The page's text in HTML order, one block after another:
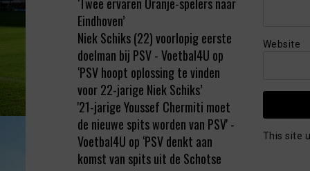
Website
This site
‘Twee ervaren Oranje-spelers naar
Eindhoven’
Niek Schiks (22) voorlopig eerste
doelman bij PSV - Voetbal4U op
‘PSV hoopt oplossing te vinden
voor 22-jarige Niek Schiks’
'21-jarige Youssef Chermiti moet
de nieuwe spits worden van PSV' -
Voetbal4U op ‘PSV denkt aan
komst van spits uit de Schotse